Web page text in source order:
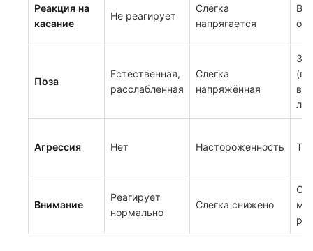
Реакция на
касание
Не реагирует
Слегка
напрягается
Поза
Естественная,
расслабленная
Слегка
напряжённая
Агрессия Нет Настороженность
Внимание
Реагирует
нормально
Слегка снижено